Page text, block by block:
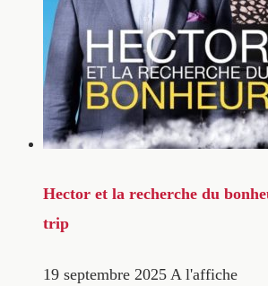
Hector et la recherche du
trip
19 septembre 2025 A l'affiche